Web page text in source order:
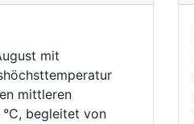
mit
mittleren
begleitet von